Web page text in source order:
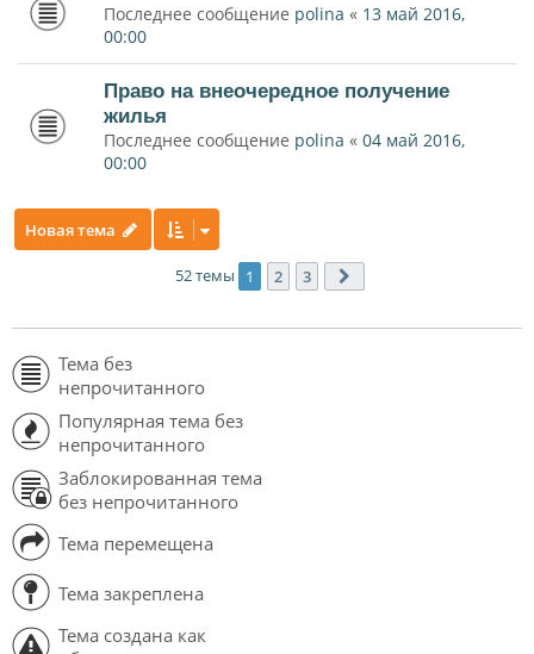
Последнее сообщение polina « 13 май 2016,
00:00
Право на внеочередное получение
жилья
Последнее сообщение polina « 04 май 2016,
00:00
Новая тема
52 темы 1 2 3
Тема без
непрочитанного
Популярная тема без
непрочитанного
Заблокированная тема
без непрочитанного
Тема перемещена
Тема закреплена
Тема создана как